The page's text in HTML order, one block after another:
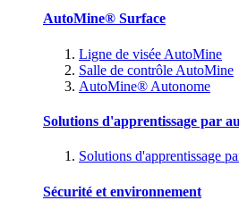
AutoMine® Surface
Ligne de visée AutoMine
Salle de contrôle AutoMine
AutoMine® Autonome
Solutions d'apprentissage par
Solutions d'apprentissage
Sécurité et environnement